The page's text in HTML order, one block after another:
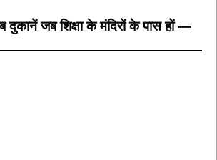
दुकानें जब शिक्षा के मंदिरों के पास हों —